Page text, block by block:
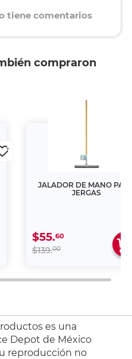
tiene comentarios
compraron
JALADOR DE MANO
JERGAS
$55.60
$139.00
es una
Depot de México
reproducción no